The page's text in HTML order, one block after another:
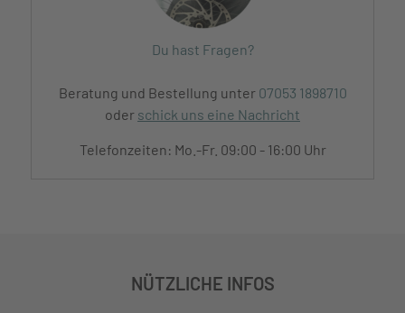
Du hast Fragen?
Beratung und Bestellung unter 07053 1898710
oder schick uns eine Nachricht
Telefonzeiten: Mo.-Fr. 09:00 - 16:00 Uhr
NÜTZLICHE INFOS